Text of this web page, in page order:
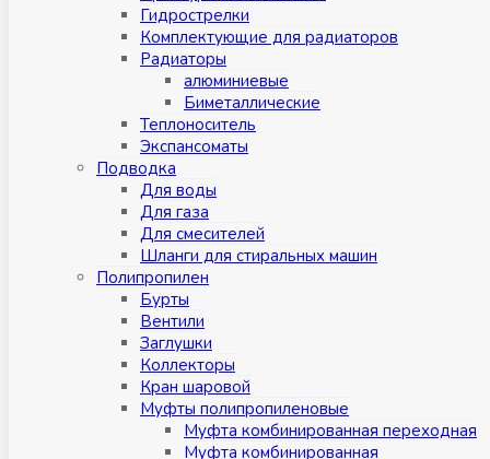
Гидрострелки
Комплектующие для радиаторов
Радиаторы
алюминиевые
Биметаллические
Теплоноситель
Экспансоматы
Подводка
Для воды
Для газа
Для смесителей
Шланги для стиральных машин
Полипропилен
Бурты
Вентили
Заглушки
Коллекторы
Кран шаровой
Муфты полипропиленовые
Муфта комбинированная переходная
Муфта комбинированная